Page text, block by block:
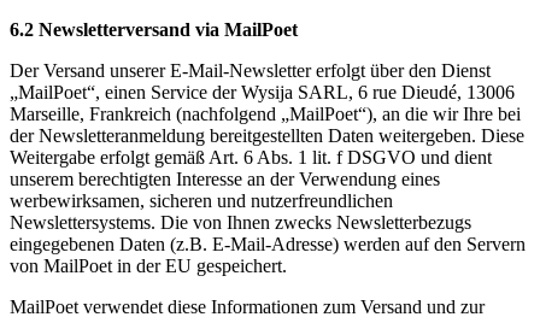
6.2 Newsletterversand via MailPoet
Der Versand unserer E-Mail-Newsletter erfolgt über den Dienst
„MailPoet“, einen Service der Wysija SARL, 6 rue Dieudé, 13006
Marseille, Frankreich (nachfolgend „MailPoet“), an die wir Ihre bei
der Newsletteranmeldung bereitgestellten Daten weitergeben. Diese
Weitergabe erfolgt gemäß Art. 6 Abs. 1 lit. f DSGVO und dient
unserem berechtigten Interesse an der Verwendung eines
werbewirksamen, sicheren und nutzerfreundlichen
Newslettersystems. Die von Ihnen zwecks Newsletterbezugs
eingegebenen Daten (z.B. E-Mail-Adresse) werden auf den Servern
von MailPoet in der EU gespeichert.
MailPoet verwendet diese Informationen zum Versand und zur